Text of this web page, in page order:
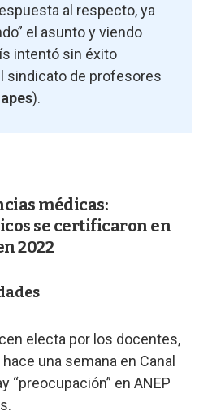
al respecto, ya
el asunto y viendo
intentó sin éxito
sindicato de profesores
).
médicas:
se certificaron en
2022
electa por los docentes,
una semana en Canal
“preocupación” en ANEP